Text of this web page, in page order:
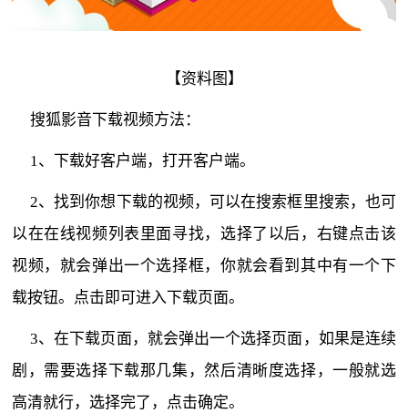
【资料图】
搜狐影音下载视频方法：
1、下载好客户端，打开客户端。
2、找到你想下载的视频，可以在搜索框里搜索，也可
以在在线视频列表里面寻找，选择了以后，右键点击该
视频，就会弹出一个选择框，你就会看到其中有一个下
载按钮。点击即可进入下载页面。
3、在下载页面，就会弹出一个选择页面，如果是连续
剧，需要选择下载那几集，然后清晰度选择，一般就选
高清就行，选择完了，点击确定。